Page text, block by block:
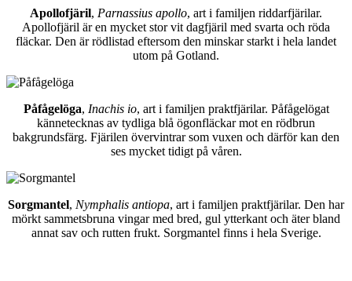
Apollofjäril, Parnassius apollo, art i familjen riddarfjärilar.
Apollofjäril är en mycket stor vit dagfjäril med svarta och röda
fläckar. Den är rödlistad eftersom den minskar starkt i hela landet
utom på Gotland.
Påfågelöga, Inachis io, art i familjen praktfjärilar. Påfågelögat
kännetecknas av tydliga blå ögonfläckar mot en rödbrun
bakgrundsfärg. Fjärilen övervintrar som vuxen och därför kan den
ses mycket tidigt på våren.
Sorgmantel, Nymphalis antiopa, art i familjen praktfjärilar. Den har
mörkt sammetsbruna vingar med bred, gul ytterkant och äter bland
annat sav och rutten frukt. Sorgmantel finns i hela Sverige.